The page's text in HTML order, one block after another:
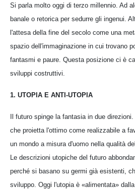
Si parla molto oggi di terzo millennio. Ad
banale o retorica per sedurre gli ingenui.
l'attesa della fine del secolo come una
spazio dell'immaginazione in cui trovano
fantasmi e paure. Questa posizione ci è
sviluppi costruttivi.
1. UTOPIA E ANTI-UTOPIA
Il futuro spinge la fantasia in due
che proietta l'ottimo come realizzabile a
un mondo a misura d'uomo nella qualità
Le descrizioni utopiche del futuro
perché si basano su germi già esistenti,
sviluppo. Oggi l'utopia è «alimentata»